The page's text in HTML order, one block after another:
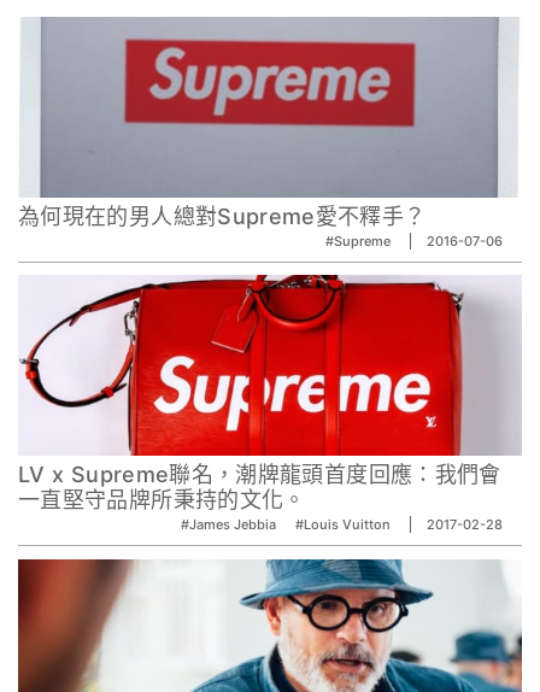
為何現在的男人總對Supreme愛不釋手？
#Supreme 2016-07-06
LV x Supreme聯名，潮牌龍頭首度回應：我們會
一直堅守品牌所秉持的文化。
#James Jebbia #Louis Vuitton 2017-02-28